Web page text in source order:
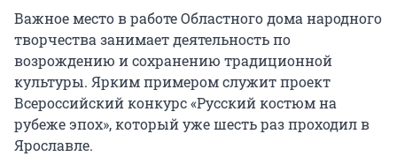
Важное место в работе Областного дома народного
творчества занимает деятельность по
возрождению и сохранению традиционной
культуры. Ярким примером служит проект
Всероссийский конкурс «Русский костюм на
рубеже эпох», который уже шесть раз проходил в
Ярославле.